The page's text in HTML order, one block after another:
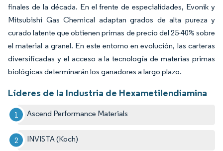
finales de la década. En el frente de especialidades, Evonik y
Mitsubishi Gas Chemical adaptan grados de alta pureza y
curado latente que obtienen primas de precio del 25-40% sobre
el material a granel. En este entorno en evolución, las carteras
diversificadas y el acceso a la tecnología de materias primas
biológicas determinarán los ganadores a largo plazo.
Líderes de la Industria de Hexametilendiamina
Ascend Performance Materials
INVISTA (Koch)